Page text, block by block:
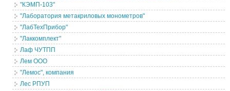
"КЭМП-103"
"Лаборатория метакриловых монометров"
"ЛабТехПрибор"
"Лаккомплект"
Лаф ЧУТПП
Лем ООО
"Лемос", компания
Лес РПУП